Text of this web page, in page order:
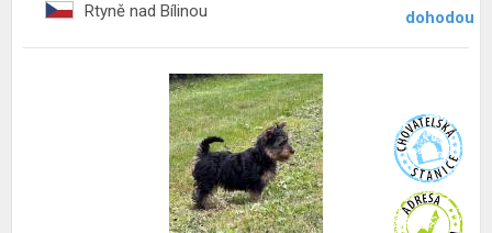
Rtyně nad Bílinou dohodou